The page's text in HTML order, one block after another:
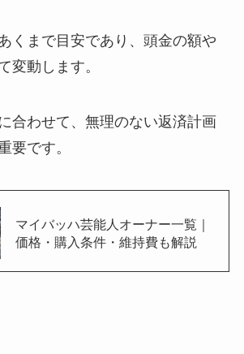
くまで目安であり、頭金の額や
変動します。
合わせて、無理のない返済計画
要です。
マイバッハ芸能人オーナー一覧｜
価格・購入条件・維持費も解説